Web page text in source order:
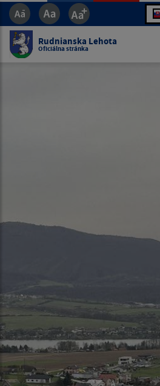
Rudnianska Lehota
Oficiálna stránka